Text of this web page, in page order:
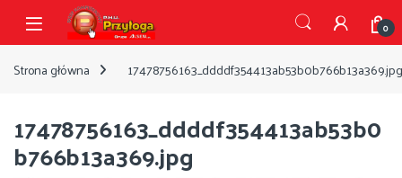
Przejdź do nawigacji
Przejdź do treści
Open 0
Strona główna 17478756163_ddddf354413ab53b0b766b13a369.jpg
17478756163_ddddf354413ab53b0
b766b13a369.jpg